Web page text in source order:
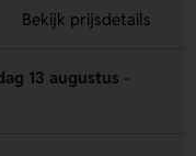
Bekijk prijsdetails
13 augustus